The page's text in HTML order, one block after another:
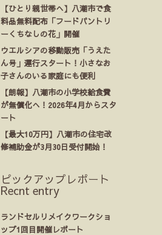
【ひとり親世帯へ】八潮市で食
料品無料配布「フードパントリ
ーくちなしの花」開催
ウエルシアの移動販売「うえた
ん号」運行スタート！小さなお
子さんのいる家庭にも便利
【朗報】八潮市の小学校給食費
が無償化へ！2026年4月からスタ
ート
【最大10万円】八潮市の住宅改
修補助金が3月30日受付開始！
ピックアップレポート
Recnt entry
ランドセルリメイクワークショ
ップ1回目開催レポート